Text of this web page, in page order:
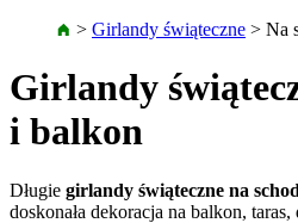
> Girlandy świąteczne > Na
Girlandy
i balkon
Długie girlandy świąteczne na
doskonała dekoracja na balkon,